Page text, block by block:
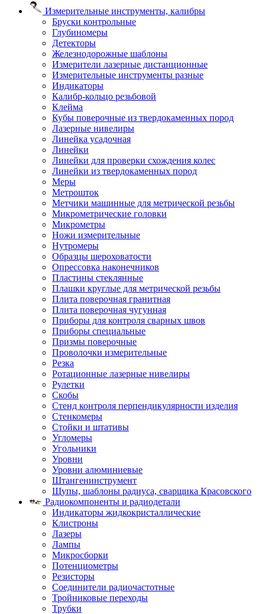
Измерительные инструменты, калибры
Бруски контрольные
Глубиномеры
Детекторы
Железнодорожные шаблоны
Измерители лазерные дистанционные
Измерительные инструменты разные
Индикаторы
Калибр-кольцо резьбовой
Клейма
Кубы поверочные из твердокаменных пород
Лазерные нивелиры
Линейка усадочная
Линейки
Линейки для проверки схождения колес
Линейки из твердокаменных пород
Меры
Метрошток
Метчики машинные для метрической резьбы
Микрометрические головки
Микрометры
Ножи измерительные
Нутромеры
Образцы шероховатости
Опрессовка наконечников
Пластины стеклянные
Плашки круглые для метрической резьбы
Плита поверочная гранитная
Плита поверочная чугунная
Приборы для контроля сварных швов
Приборы специальные
Призмы поверочные
Проволочки измерительные
Резка
Ротационные лазерные нивелиры
Рулетки
Скобы
Стенд контроля перпендикулярности изделия
Стенкомеры
Стойки и штативы
Угломеры
Угольники
Уровни
Уровни алюминиевые
Штангенинструмент
Щупы, шаблоны радиуса, сварщика Красовского
Радиокомпоненты и радиодетали
Индикаторы жидкокристаллические
Клистроны
Лазеры
Лампы
Микросборки
Потенциометры
Резисторы
Соединители радиочастотные
Тройниковые переходы
Трубки